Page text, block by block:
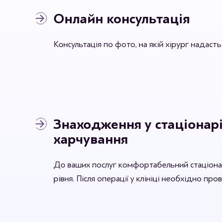
Онлайн консультація
Консультація по фото, на якій хірург
Знаходження у
харчування
До ваших послуг комфортабельний
рівня. Після операції у клініці необхідно